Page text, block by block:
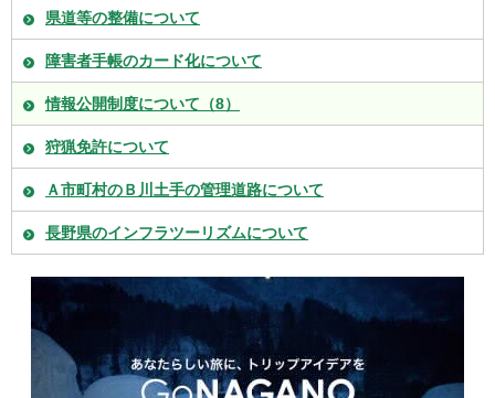
県道等の整備について
障害者手帳のカード化について
情報公開制度について（8）
狩猟免許について
Ａ市町村のＢ川土手の管理道路について
長野県のインフラツーリズムについて